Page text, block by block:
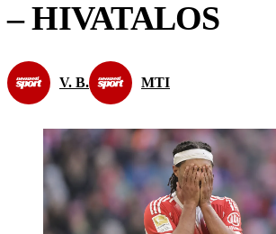
– HIVATALOS
V. B. MTI